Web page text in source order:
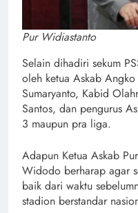
Pur Widiastanto
Selain dihadiri sekum
oleh ketua Askab
Sumaryanto, Kabid
Santos, dan pengurus
3 maupun pra liga.
Adapun Ketua Askab
Widodo berharap agar
baik dari waktu
stadion berstandar